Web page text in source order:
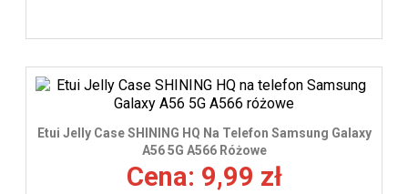
Etui Jelly Case SHINING HQ Na Telefon Samsung Galaxy
A56 5G A566 Różowe
Cena: 9,99 zł